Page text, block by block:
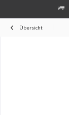
Übersicht